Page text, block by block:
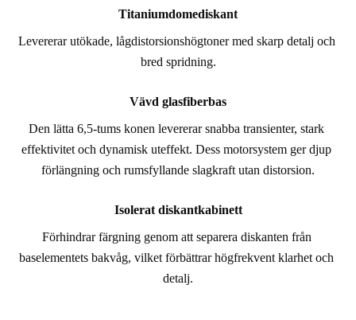
Titaniumdomediskant
Levererar utökade, lågdistorsionshögtoner med skarp detalj och
bred spridning.
Vävd glasfiberbas
Den lätta 6,5-tums konen levererar snabba transienter, stark
effektivitet och dynamisk uteffekt. Dess motorsystem ger djup
förlängning och rumsfyllande slagkraft utan distorsion.
Isolerat diskantkabinett
Förhindrar färgning genom att separera diskanten från
baselementets bakvåg, vilket förbättrar högfrekvent klarhet och
detalj.